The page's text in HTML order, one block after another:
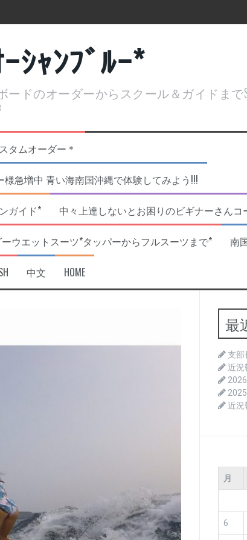
ｼｬﾝﾌﾞﾙｰ*
ードのオーダーからスクール＆ガイドまで
タムオーダー＊
増中 青い海南国沖縄で体験してみよう!!!
ガイド* 中々上達しないとお困りのビギナーさんコ
ダーウエットスーツ*タッパーからフルスーツまで* 南
中文 HOME
最
支部
近況
近況
月
6